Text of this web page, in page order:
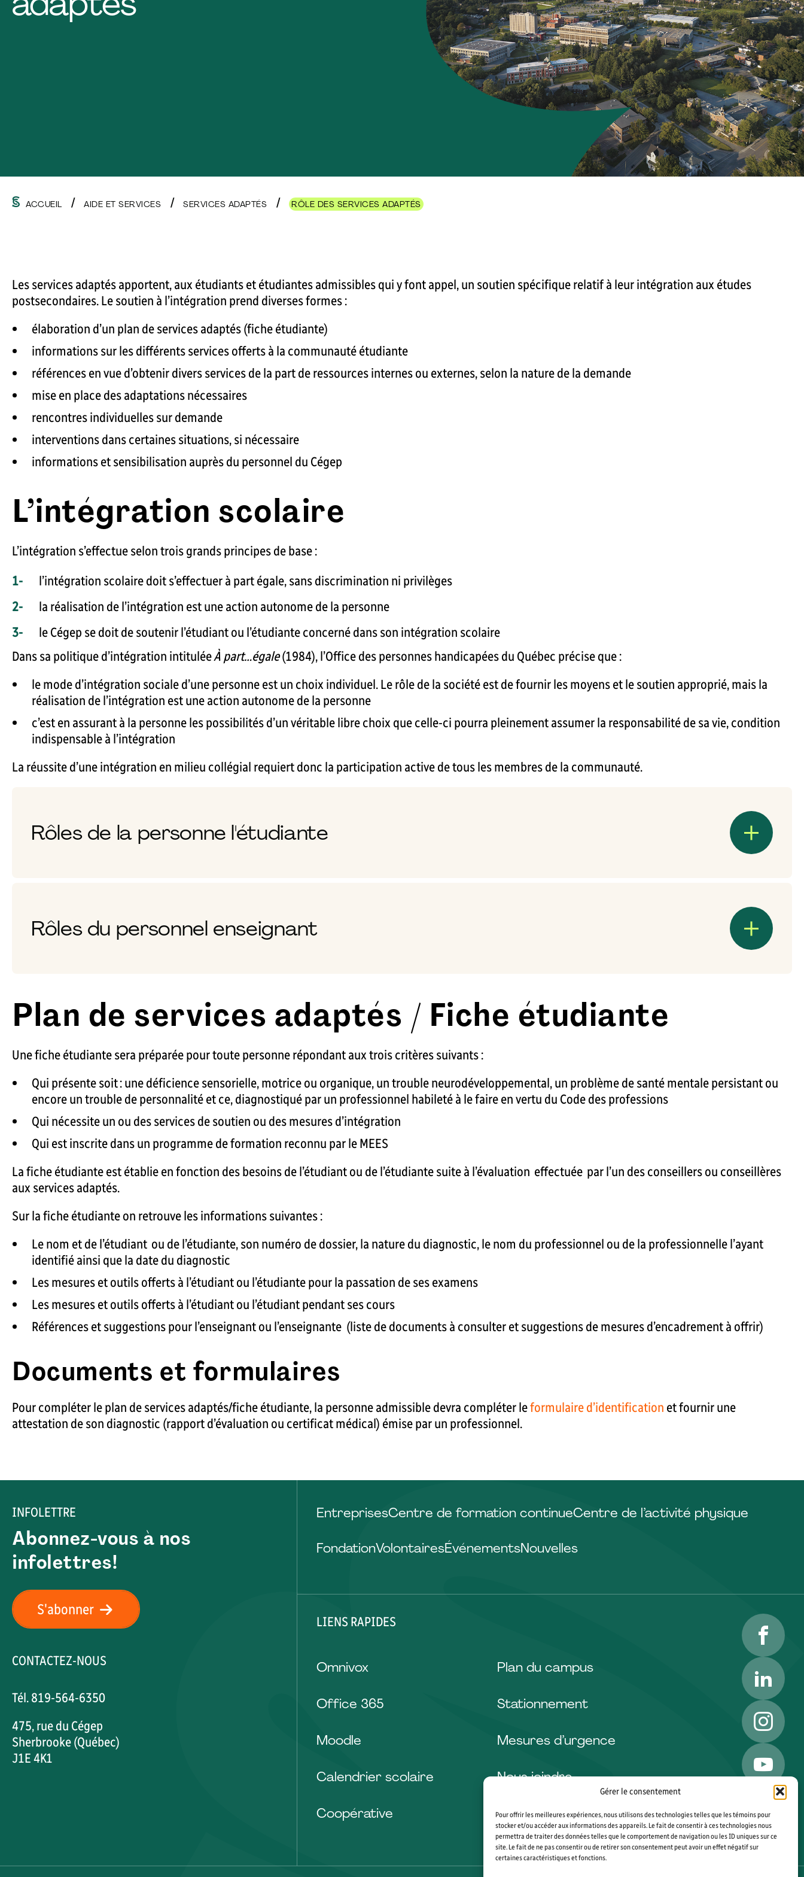
Gérer le consentement
Pour offrir les meilleures expériences, nous utilisons des technologies telles que les témoins pour
stocker et/ou accéder aux informations des appareils. Le fait de consentir à ces technologies nous
permettra de traiter des données telles que le comportement de navigation ou les ID uniques sur ce
site. Le fait de ne pas consentir ou de retirer son consentement peut avoir un effet négatif sur
certaines caractéristiques et fonctions.
ACCUEIL AIDE ET SERVICES SERVICES ADAPTÉS RÔLE DES SERVICES ADAPTÉS
Les services adaptés apportent, aux étudiants et étudiantes admissibles qui y font appel, un soutien spécifique relatif à leur intégration aux études
postsecondaires. Le soutien à l’intégration prend diverses formes :
élaboration d’un plan de services adaptés (fiche étudiante)
informations sur les différents services offerts à la communauté étudiante
références en vue d’obtenir divers services de la part de ressources internes ou externes, selon la nature de la demande
mise en place des adaptations nécessaires
rencontres individuelles sur demande
interventions dans certaines situations, si nécessaire
informations et sensibilisation auprès du personnel du Cégep
L’intégration scolaire
L’intégration s’effectue selon trois grands principes de base :
l’intégration scolaire doit s’effectuer à part égale, sans discrimination ni privilèges
la réalisation de l’intégration est une action autonome de la personne
le Cégep se doit de soutenir l’étudiant ou l’étudiante concerné dans son intégration scolaire
Dans sa politique d’intégration intituléeÀ part…égale(1984), l’Office des personnes handicapées du Québec précise que :
le mode d’intégration sociale d’une personne est un choix individuel. Le rôle de la société est de fournir les moyens et le soutien approprié, mais la
réalisation de l’intégration est une action autonome de la personne
c’est en assurant à la personne les possibilités d’un véritable libre choix que celle-ci pourra pleinement assumer la responsabilité de sa vie, condition
indispensable à l’intégration
La réussite d’une intégration en milieu collégial requiert donc la participation active de tous les membres de la communauté.
Rôles de la personne l'étudiante
Rôles du personnel enseignant
Plan de services adaptés / Fiche étudiante
Une fiche étudiante sera préparée pour toute personne répondant aux trois critères suivants :
Qui présente soit : une déficience sensorielle, motrice ou organique, un trouble neurodéveloppemental, un problème de santé mentale persistant ou
encore un trouble de personnalité et ce, diagnostiqué par un professionnel habileté à le faire en vertu du Code des professions
Qui nécessite un ou des services de soutien ou des mesures d’intégration
Qui est inscrite dans un programme de formation reconnu par le MEES
La fiche étudiante est établie en fonction des besoins de l’étudiant ou de l’étudiante suite à l’évaluation effectuée par l’un des conseillers ou conseillères
aux services adaptés.
Sur la fiche étudiante on retrouve les informations suivantes :
Le nom et de l’étudiant ou de l’étudiante, son numéro de dossier, la nature du diagnostic, le nom du professionnel ou de la professionnelle l’ayant
identifié ainsi que la date du diagnostic
Les mesures et outils offerts à l’étudiant ou l’étudiante pour la passation de ses examens
Les mesures et outils offerts à l’étudiant ou l’étudiant pendant ses cours
Références et suggestions pour l’enseignant ou l’enseignante (liste de documents à consulter et suggestions de mesures d’encadrement à offrir)
Documents et formulaires
Pour compléter le plan de services adaptés/fiche étudiante, la personne admissible devra compléter leformulaire d’identification et fournir une
attestation de son diagnostic (rapport d’évaluation ou certificat médical) émise par un professionnel.
INFOLETTRE
Abonnez-vous à nos
infolettres!
S'abonner
CONTACTEZ-NOUS
Tél. 819-564-6350
475, rue du Cégep
Sherbrooke (Québec)
J1E 4K1
EntreprisesCentre de formation continueCentre de l’activité physique
FondationVolontairesÉvénementsNouvelles
LIENS RAPIDES
Omnivox
Office 365
Moodle
Calendrier scolaire
Coopérative
Plan du campus
Stationnement
Mesures d’urgence
Nous joindre